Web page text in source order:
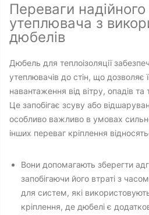
Переваги
утеплювача з
дюбелів
Дюбель для теплоізоляції
утеплювачів до стін, що дозволяє
навантаження від вітру, опадів
Це запобігає зсуву або
особливо важливо в умовах
інших переваг кріплення
Вони допомагають зберегти
запобігаючи його втраті з
для систем, які
кріплення, де дюбелі є